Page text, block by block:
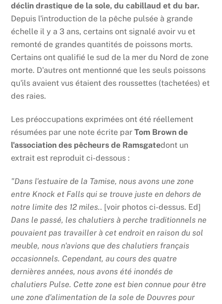
déclin drastique de la sole, du cabillaud et du bar.
Depuis l'introduction de la pêche pulsée à grande
échelle il y a 3 ans, certains ont signalé avoir vu et
remonté de grandes quantités de poissons morts.
Certains ont qualifié le sud de la mer du Nord de zone
morte. D'autres ont mentionné que les seuls poissons
qu'ils avaient vus étaient des roussettes (tachetées) et
des raies.
Les préoccupations exprimées ont été réellement
résumées par une note écrite parTom Brown de
l'association des pêcheurs de Ramsgatedont un
extrait est reproduit ci-dessous :
"Dans l'estuaire de la Tamise, nous avons une zone
entre Knock et Falls qui se trouve juste en dehors de
notre limite des 12 miles.. [voir photos ci-dessus. Ed]
Dans le passé, les chalutiers à perche traditionnels ne
pouvaient pas travailler à cet endroit en raison du sol
meuble, nous n'avions que des chalutiers français
occasionnels. Cependant, au cours des quatre
dernières années, nous avons été inondés de
chalutiers Pulse. Cette zone est bien connue pour être
une zone d'alimentation de la sole de Douvres pour